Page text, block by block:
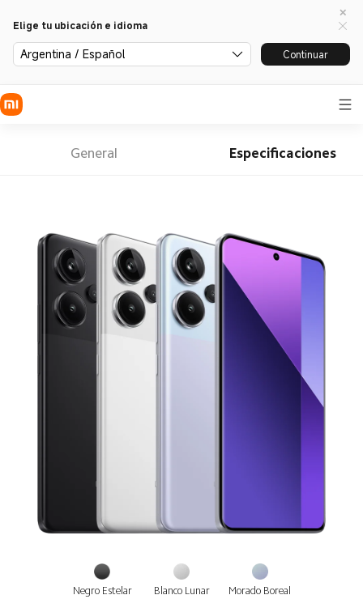
Elige tu ubicación e idioma
Argentina / Español Continuar
General Especificaciones
Negro Estelar Blanco Lunar Morado Boreal